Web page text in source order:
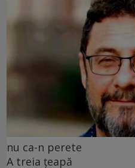
nu ca-n perete
A treia țeapă